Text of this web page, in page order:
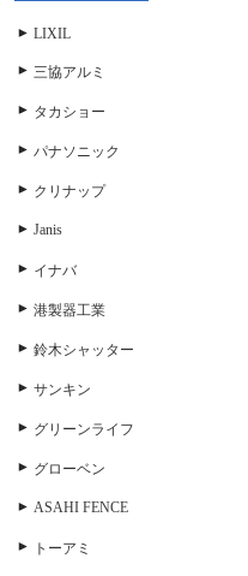
LIXIL
三協アルミ
タカショー
パナソニック
クリナップ
Janis
イナバ
港製器工業
鈴木シャッター
サンキン
グリーンライフ
グローベン
ASAHI FENCE
トーアミ